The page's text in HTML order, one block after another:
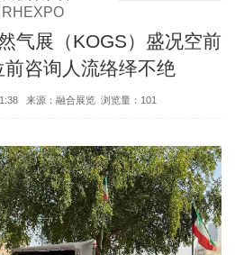
RHEXPO
气展（KOGS）盛况空前
咨询人流络绎不绝
来源：融合展览 浏览量： 101